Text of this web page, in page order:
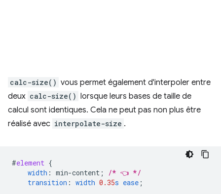
calc-size() vous permet également d'interpoler entre
deux calc-size() lorsque leurs bases de taille de
calcul sont identiques. Cela ne peut pas non plus être
réalisé avec interpolate-size .
#element {
width : min-content ;
/* 👈 */
transition : width 0.35s ease ;